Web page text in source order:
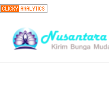
Skip
content